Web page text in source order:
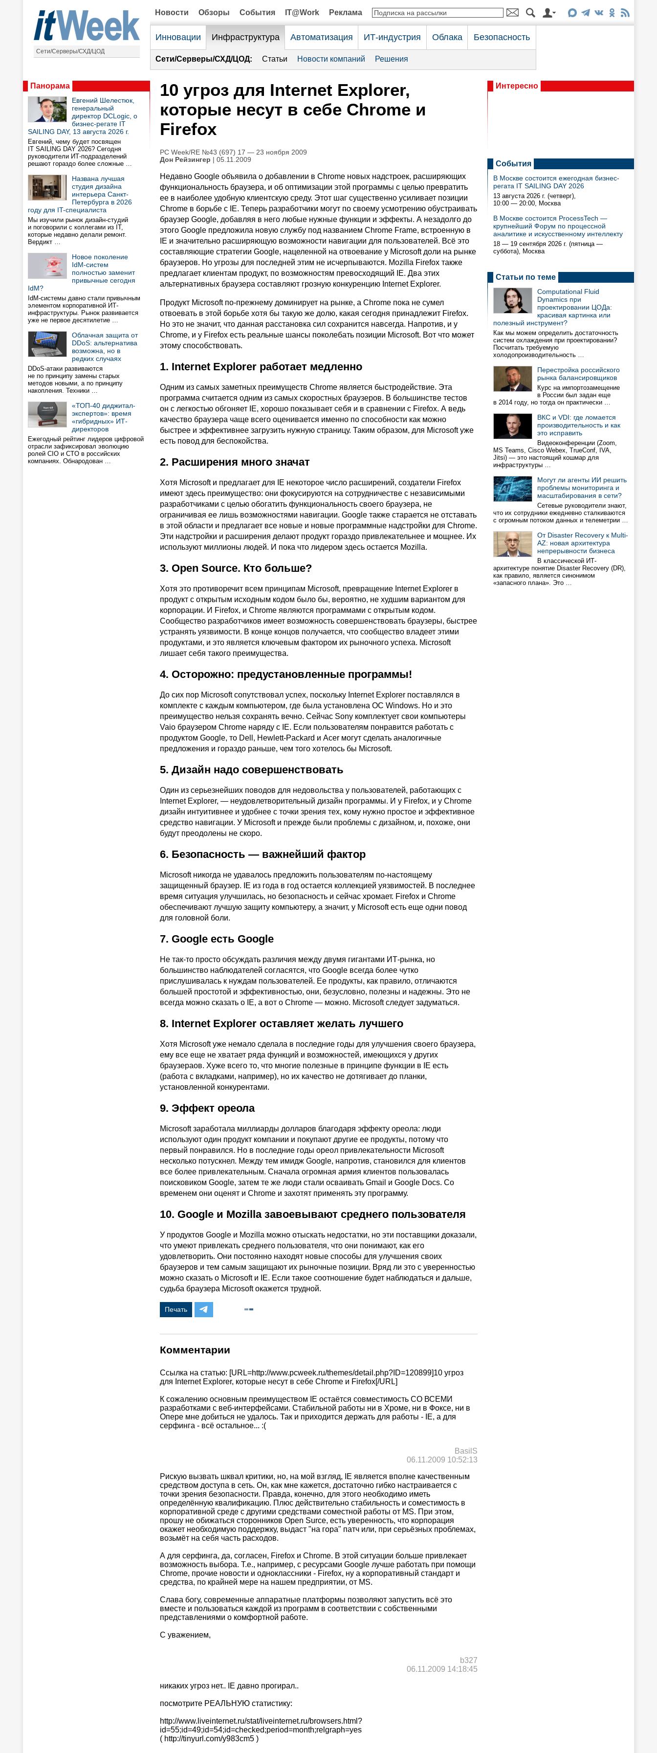
Сети/Серверы/СХД/ЦОД
Новости Обзоры События IT@Work Реклама
Инновации Инфраструктура Автоматизация ИТ-индустрия Облака Безопасность
Сети/Серверы/СХД/ЦОД: Статьи Новости компаний Решения
Панорама
Евгений Шелестюк,
генеральный
директор DCLogic, о
бизнес-регате IT
SAILING DAY, 13 августа 2026 г.
Евгений, чему будет посвящен
IT SAILING DAY 2026? Сегодня
руководители ИТ-подразделений
решают гораздо более сложные …
Названа лучшая
студия дизайна
интерьера Санкт-
Петербурга в 2026
году для IT-специалиста
Мы изучили рынок дизайн-студий
и поговорили с коллегами из IT,
которые недавно делали ремонт.
Вердикт …
Новое поколение
IdM-систем
полностью заменит
привычные сегодня
IdM?
IdM-системы давно стали привычным
элементом корпоративной ИТ-
инфраструктуры. Рынок развивается
уже не первое десятилетие …
Облачная защита от
DDoS: альтернатива
возможна, но в
редких случаях
DDoS-атаки развиваются
не по принципу замены старых
методов новыми, а по принципу
накопления. Техники …
«ТОП-40 диджитал-
экспертов»: время
«гибридных» ИТ-
директоров
Ежегодный рейтинг лидеров цифровой
отрасли зафиксировал эволюцию
ролей CIO и CTO в российских
компаниях. Обнародован …
10 угроз для Internet Explorer,
которые несут в себе Chrome и
Firefox
PC Week/RE №43 (697) 17 — 23 ноября 2009
Дон Рейзингер | 05.11.2009
Недавно Google объявила о добавлении в Chrome новых надстроек, расширяющих
функциональность браузера, и об оптимизации этой программы с целью превратить
ее в наиболее удобную клиентскую среду. Этот шаг существенно усиливает позиции
Chrome в борьбе с IE. Теперь разработчики могут по своему усмотрению обустраивать
браузер Google, добавляя в него любые нужные функции и эффекты. А незадолго до
этого Google предложила новую службу под названием Chrome Frame, встроенную в
IE и значительно расширяющую возможности навигации для пользователей. Всё это
составляющие стратегии Google, нацеленной на отвоевание у Microsoft доли на рынке
браузеров. Но угрозы для последней этим не исчерпываются. Mozilla Firefox также
предлагает клиентам продукт, по возможностям превосходящий IE. Два этих
альтернативных браузера составляют грозную конкуренцию Internet Explorer.
Продукт Microsoft по-прежнему доминирует на рынке, а Chrome пока не сумел
отвоевать в этой борьбе хотя бы такую же долю, какая сегодня принадлежит Firefox.
Но это не значит, что данная расстановка сил сохранится навсегда. Напротив, и у
Chrome, и у Firefox есть реальные шансы поколебать позиции Microsoft. Вот что может
этому способствовать.
1. Internet Explorer работает медленно
Одним из самых заметных преимуществ Chrome является быстродействие. Эта
программа считается одним из самых скоростных браузеров. В большинстве тестов
он с легкостью обгоняет IE, хорошо показывает себя и в сравнении с Firefox. А ведь
качество браузера чаще всего оценивается именно по способности как можно
быстрее и эффективнее загрузить нужную страницу. Таким образом, для Microsoft уже
есть повод для беспокойства.
2. Расширения много значат
Хотя Microsoft и предлагает для IE некоторое число расширений, создатели Firefox
имеют здесь преимущество: они фокусируются на сотрудничестве с независимыми
разработчиками с целью обогатить функциональность своего браузера, не
ограничивая ее лишь возможностями навигации. Google также старается не отставать
в этой области и предлагает все новые и новые программные надстройки для Chrome.
Эти надстройки и расширения делают продукт гораздо привлекательнее и мощнее. Их
используют миллионы людей. И пока что лидером здесь остается Mozilla.
3. Open Source. Кто больше?
Хотя это противоречит всем принципам Microsoft, превращение Internet Explorer в
продукт с открытым исходным кодом было бы, вероятно, не худшим вариантом для
корпорации. И Firefox, и Chrome являются программами с открытым кодом.
Сообщество разработчиков имеет возможность совершенствовать браузеры, быстрее
устранять уязвимости. В конце концов получается, что сообщество владеет этими
продуктами, и это является ключевым фактором их рыночного успеха. Microsoft
лишает себя такого преимущества.
4. Осторожно: предустановленные программы!
До сих пор Microsoft сопутствовал успех, поскольку Internet Explorer поставлялся в
комплекте с каждым компьютером, где была установлена ОС Windows. Но и это
преимущество нельзя сохранять вечно. Сейчас Sony комплектует свои компьютеры
Vaio браузером Chrome наряду с IE. Если пользователям понравится работать с
продуктом Google, то Dell, Hewlett-Packard и Acer могут сделать аналогичные
предложения и гораздо раньше, чем того хотелось бы Microsoft.
5. Дизайн надо совершенствовать
Один из серьезнейших поводов для недовольства у пользователей, работающих с
Internet Explorer, — неудовлетворительный дизайн программы. И у Firefox, и у Chrome
дизайн интуитивнее и удобнее с точки зрения тех, кому нужно простое и эффективное
средство навигации. У Microsoft и прежде были проблемы с дизайном, и, похоже, они
будут преодолены не скоро.
6. Безопасность — важнейший фактор
Microsoft никогда не удавалось предложить пользователям по-настоящему
защищенный браузер. IE из года в год остается коллекцией уязвимостей. В последнее
время ситуация улучшилась, но безопасность и сейчас хромает. Firefox и Chrome
обеспечивают лучшую защиту компьютеру, а значит, у Microsoft есть еще одни повод
для головной боли.
7. Google есть Google
Не так-то просто обсуждать различия между двумя гигантами ИТ-рынка, но
большинство наблюдателей согласятся, что Google всегда более чутко
прислушивалась к нуждам пользователей. Ее продукты, как правило, отличаются
большей простотой и эффективностью, они, безусловно, полезны и надежны. Это не
всегда можно сказать о IE, а вот о Chrome — можно. Microsoft следует задуматься.
8. Internet Explorer оставляет желать лучшего
Хотя Microsoft уже немало сделала в последние годы для улучшения своего браузера,
ему все еще не хватает ряда функций и возможностей, имеющихся у других
браузераов. Хуже всего то, что многие полезные в принципе функции в IE есть
(работа с вкладками, например), но их качество не дотягивает до планки,
установленной конкурентами.
9. Эффект ореола
Microsoft заработала миллиарды долларов благодаря эффекту ореола: люди
используют один продукт компании и покупают другие ее продукты, потому что
первый понравился. Но в последние годы ореол привлекательности Microsoft
несколько потускнел. Между тем имидж Google, напротив, становился для клиентов
все более привлекательным. Сначала огромная армия клиентов пользовалась
поисковиком Google, затем те же люди стали осваивать Gmail и Google Docs. Со
временем они оценят и Chrome и захотят применять эту программу.
10. Google и Mozilla завоевывают среднего пользователя
У продуктов Google и Mozilla можно отыскать недостатки, но эти поставщики доказали,
что умеют привлекать среднего пользователя, что они понимают, как его
удовлетворить. Они постоянно находят новые способы для улучшения своих
браузеров и тем самым защищают их рыночные позиции. Вряд ли это с уверенностью
можно сказать о Microsoft и IE. Если такое соотношение будет наблюдаться и дальше,
судьба браузера Microsoft окажется трудной.
Печать
Комментарии
Ссылка на статью: [URL=http://www.pcweek.ru/themes/detail.php?ID=120899]10 угроз
для Internet Explorer, которые несут в себе Chrome и Firefox[/URL]
К сожалению основным преимуществом IE остаётся совместимость СО ВСЕМИ
разработками с веб-интерфейсами. Стабильной работы ни в Хроме, ни в Фоксе, ни в
Опере мне добиться не удалось. Так и приходится держать для работы - IE, а для
серфинга - всё остальное... :(
BasilS
06.11.2009 10:52:13
Рискую вызвать шквал критики, но, на мой взгляд, IE является вполне качественным
средством доступа в сеть. Он, как мне кажется, достаточно гибко настраивается с
точки зрения безопасности. Правда, конечно, для этого необходимо иметь
определённую квалификацию. Плюс действительно стабильность и соместимость в
корпоративной среде с другими средствами соместной работы от MS. При этом,
прошу не обижаться сторонников Open Surce, есть уверенность, что корпорация
окажет необходимую поддержку, выдаст "на гора" патч или, при серьёзных проблемах,
возьмёт на себя часть расходов.
А для серфинга, да, согласен, Firefox и Chrome. В этой ситуации больше привлекает
возможность выбора. Т.е., например, с ресурсами Google лучше работать при помощи
Chrome, прочие новости и одноклассники - Firefox, ну а корпоративный стандарт и
средства, по крайней мере на нашем предприятии, от MS.
Слава богу, современные аппаратные платформы позволяют запустить всё это
вместе и пользоваться каждой из программ в соответствии с собственными
представлениями о комфортной работе.
С уважением,
b327
06.11.2009 14:18:45
никаких угроз нет.. IE давно прогирал..
посмотрите РЕАЛЬНУЮ статистику:
http://www.liveinternet.ru/stat/liveinternet.ru/browsers.html?
id=55;id=49;id=54;id=checked;period=month;relgraph=yes
( http://tinyurl.com/y983cm5 )
Интересно
События
В Москве состоится ежегодная бизнес-
регата IT SAILING DAY 2026
13 августа 2026 г. (четверг),
10:00 — 20:00, Москва
В Москве состоится ProcessTech —
крупнейший Форум по процессной
аналитике и искусственному интеллекту
18 — 19 сентября 2026 г. (пятница —
суббота), Москва
Статьи по теме
Computational Fluid
Dynamics при
проектировании ЦОДа:
красивая картинка или
полезный инструмент?
Как мы можем определить достаточность
систем охлаждения при проектировании?
Посчитать требуемую
холодопроизводительность …
Перестройка российского
рынка балансировщиков
Курс на импортозамещение
в России был задан еще
в 2014 году, но тогда он практически …
ВКС и VDI: где ломается
производительность и как
это исправить
Видеоконференции (Zoom,
MS Teams, Cisco Webex, TrueConf, IVA,
Jitsi) — это настоящий кошмар для
инфраструктуры …
Могут ли агенты ИИ решить
проблемы мониторинга и
масштабирования в сети?
Сетевые руководители знают,
что их сотрудники ежедневно сталкиваются
с огромным потоком данных и телеметрии …
От Disaster Recovery к Multi-
AZ: новая архитектура
непрерывности бизнеса
В классической ИТ-
архитектуре понятие Disaster Recovery (DR),
как правило, является синонимом
«запасного плана». Это …